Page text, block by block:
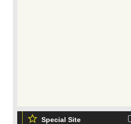
Special Site